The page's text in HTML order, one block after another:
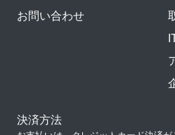
お問い合わせ
決済方法